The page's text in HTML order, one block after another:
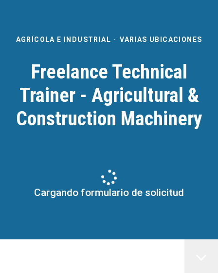
AGRÍCOLA E INDUSTRIAL · VARIAS UBICACIONES
Freelance Technical
Trainer - Agricultural &
Construction Machinery
Cargando formulario de solicitud